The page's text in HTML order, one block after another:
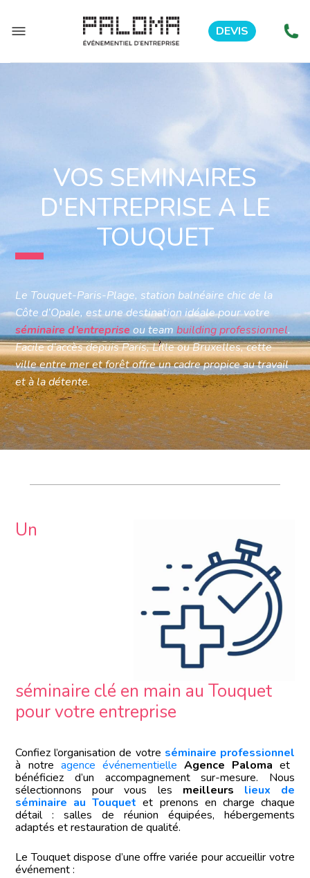
DEVIS
VOS SEMINAIRES
D'ENTREPRISE A LE
TOUQUET
Le Touquet-Paris-Plage, station balnéaire chic de la
Côte d’Opale, est une destination idéale pour votre
séminaire d’entreprise ou teambuilding professionnel.
Facile d’accès depuis Paris, Lille ou Bruxelles, cette
ville entre mer et forêt offre un cadre propice au travail
et à la détente.
Un
séminaire clé en main au Touquet
pour votre entreprise
Confiez l’organisation de votre séminaire professionnel
à notre agence événementielleAgence Paloma et
bénéficiez d’un accompagnement sur-mesure. Nous
sélectionnons pour vous les meilleurs lieux de
séminaire au Touquet et prenons en charge chaque
détail : salles de réunion équipées, hébergements
adaptés et restauration de qualité.
Le Touquet dispose d’une offre variée pour accueillir votre
événement :